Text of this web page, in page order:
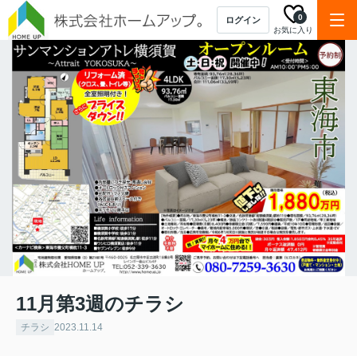
ログイン
お気に入り
0
11月第3週のチラシ
チラシ 2023.11.14